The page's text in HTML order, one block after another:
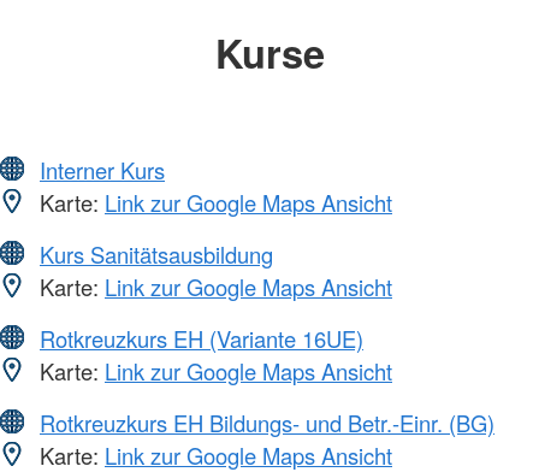
Kurse
Interner Kurs
Karte: Link zur Google Maps Ansicht
Kurs Sanitätsausbildung
Karte: Link zur Google Maps Ansicht
Rotkreuzkurs EH (Variante 16UE)
Karte: Link zur Google Maps Ansicht
Rotkreuzkurs EH Bildungs- und Betr.-Einr. (BG)
Karte: Link zur Google Maps Ansicht